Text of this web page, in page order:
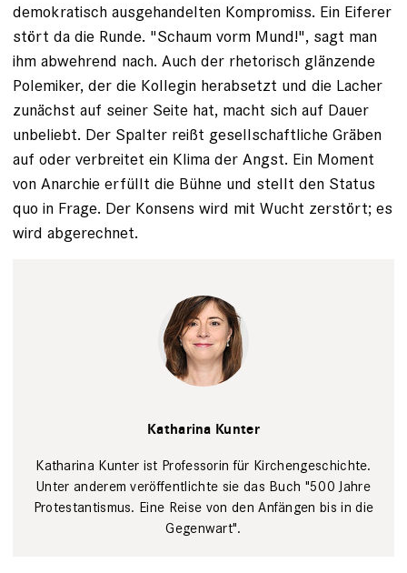
demokratisch ausgehandelten Kompromiss. Ein Eiferer
stört da die Runde. "Schaum vorm Mund!", sagt man
ihm abwehrend nach. Auch der rhetorisch glänzende
Polemiker, der die Kollegin herab­setzt und die Lacher
zunächst auf seiner Seite hat, macht sich auf Dauer
unbeliebt. Der ­Spalter reißt gesellschaftliche Gräben
auf oder verbreitet ein Klima der Angst. Ein Moment
von Anarchie erfüllt die Bühne und stellt den ­Status
quo in Frage. Der Konsens wird mit Wucht zerstört; es
wird abgerechnet.
Katharina Kunter
Katharina Kunter ist Professorin für Kirchengeschichte.
Unter anderem veröffent­lichte sie das Buch "500 Jahre
Protestantismus. Eine Reise von den Anfängen bis in die
Gegenwart".